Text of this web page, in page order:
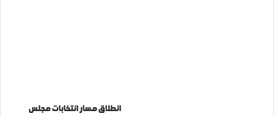
انطلاق مسار انتخابات مجلس